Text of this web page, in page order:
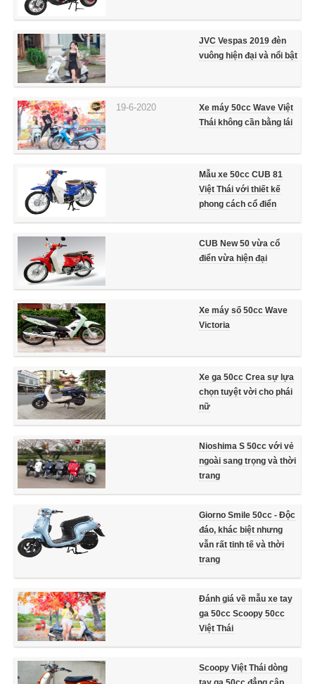
JVC Vespas 2019 đèn
vuông hiện đại và nổi bật
Xe máy 50cc Wave Việt
Thái không cần bằng lái
19-6-2020
Mẫu xe 50cc CUB 81
Việt Thái với thiết kế
phong cách cổ điển
CUB New 50 vừa cổ
điển vừa hiện đại
Xe máy số 50cc Wave
Victoria
Xe ga 50cc Crea sự lựa
chọn tuyệt vời cho phái
nữ
Nioshima S 50cc với vẻ
ngoài sang trọng và thời
trang
Giorno Smile 50cc - Độc
đáo, khác biệt nhưng
vẫn rất tinh tế và thời
trang
Đánh giá về mẫu xe tay
ga 50cc Scoopy 50cc
Việt Thái
Scoopy Việt Thái dòng